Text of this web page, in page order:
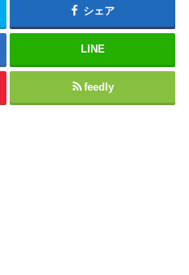
シェア
LINE
feedly